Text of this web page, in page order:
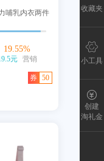
哺乳内衣两件
19.55%
元 营销
券 50
收藏夹
小工具
创建
淘礼金